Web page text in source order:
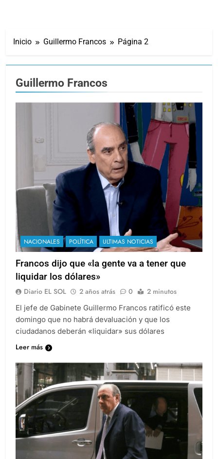
Inicio Guillermo Francos Página 2
Guillermo Francos
NACIONALES POLÍTICA ULTIMAS NOTICIAS
Francos dijo que «la gente va a tener que
liquidar los dólares»
Diario EL SOL 2 años atrás 0 2 minutos
El jefe de Gabinete Guillermo Francos ratificó este
domingo que no habrá devaluación y que los
ciudadanos deberán «liquidar» sus dólares
Leer más